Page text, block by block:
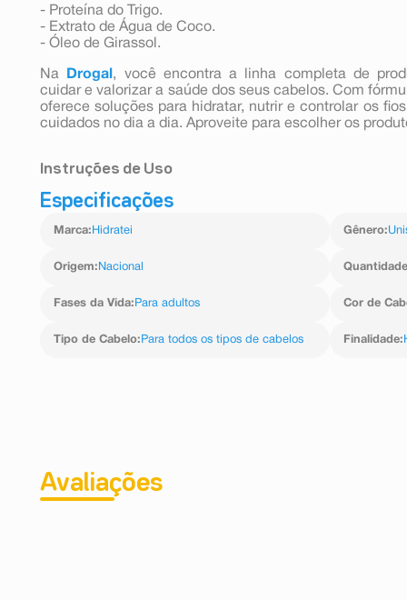
- Proteína do Trigo.
- Extrato de Água de Coco.
- Óleo de Girassol.
Na Drogal , você encontra a linha completa de
cuidar e valorizar a saúde dos seus cabelos. Com
oferece soluções para hidratar, nutrir e controlar os
cuidados no dia a dia. Aproveite para escolher os
Instruções de Uso
Aplique o Tratamento S.H.R.P. Hidratei nos
Especificações
Marca: Hidratei Gênero:
Origem: Nacional Quantidade
Fases da Vida: Para adultos Cor de
Tipo de Cabelo: Para todos os tipos de cabelos Finalidade:
Avaliações